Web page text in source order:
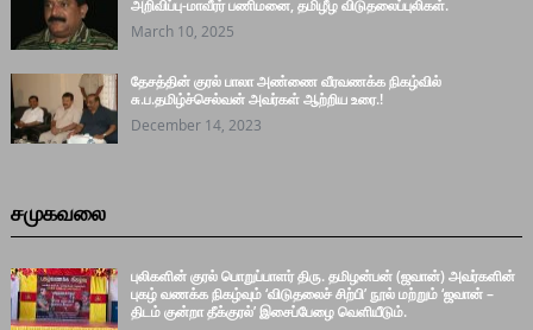
அறிவிப்பு-மாவீரர் பணிமனை, தமிழீழ விடுதலைப்புலிகள்.
March 10, 2025
தேசத்தின் குரல் பாலா அண்ணை வீரவணக்க நிகழ்வில்
சு.ப.தமிழ்ச்செல்வன் அவர்கள் ஆற்றிய உரை.!
December 14, 2023
சமுகவலை
புலிகளின் குரல் பொறுப்பாளர் திரு. தமிழன்பன் (ஜவான்) அவர்களின்
புகழ் வணக்க நிகழ்வும் ‘விடுதலைச் சிற்பி’ நூல் மற்றும் ‘ஜவான் –
திடம் குன்றா தீக்குரல்’ இசைப்பேழை வெளியீடும்.